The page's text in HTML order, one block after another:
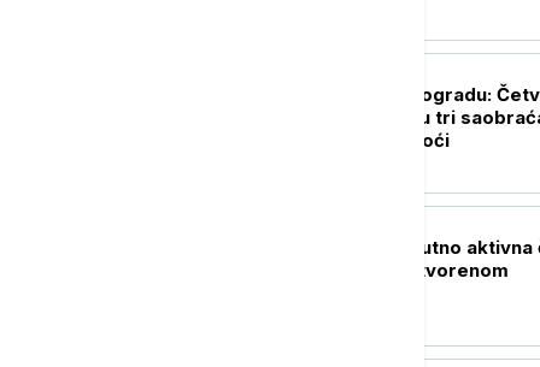
Hitna pomoć u Beogradu:
lakše povređeno u tri
nezgode tokom noći
MUP: U Srbiji trenutno
veća požara na otvorenom